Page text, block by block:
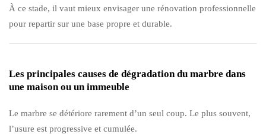
À ce stade, il vaut mieux envisager une rénovation professionnelle
pour repartir sur une base propre et durable.
Les principales causes de dégradation du marbre dans
une maison ou un immeuble
Le marbre se détériore rarement d’un seul coup. Le plus souvent,
l’usure est progressive et cumulée.